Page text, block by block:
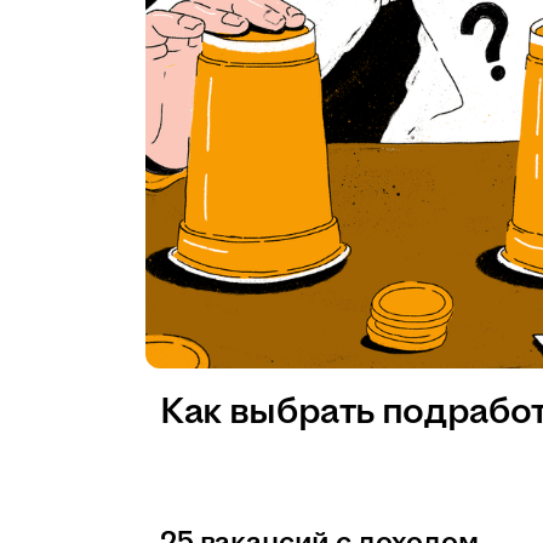
Как выбрать